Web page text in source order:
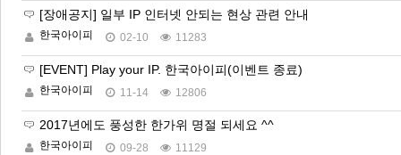
[장애공지] 일부 IP 인터넷 안되는 현상 관련 안내
한국아이피 02-10 11283
[EVENT] Play your IP. 한국아이피(이벤트 종료)
한국아이피 11-14 12806
2017년에도 풍성한 한가위 명절 되세요 ^^
한국아이피 09-28 11129